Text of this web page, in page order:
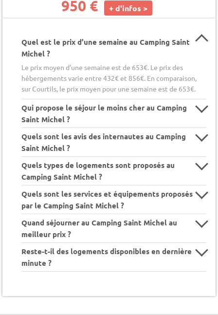
950 € + d'infos >
Quel est le prix d’une semaine au Camping Saint
Michel ?
Le prix moyen d’une semaine est de 653€. Le prix des
hébergements varie entre 432€ et 856€. En comparaison,
sur Courtils, le prix moyen pour une semaine est de 653€.
Qui propose le séjour le moins cher au Camping
Saint Michel ?
Quels sont les avis des internautes au Camping
Saint Michel ?
Quels types de logements sont proposés au
Camping Saint Michel ?
Quels sont les services et équipements proposés
par le Camping Saint Michel ?
Quand séjourner au Camping Saint Michel au
meilleur prix ?
Reste-t-il des logements disponibles en dernière
minute ?